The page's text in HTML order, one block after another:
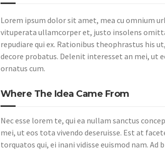
Lorem ipsum dolor sit amet, mea cu omnium
vituperata ullamcorper et, justo insolens
repudiare qui ex. Rationibus theophrastus his
decore probatus. Delenit interesset an mei, ut
ornatus cum.
Where The Idea Came From
Nec esse lorem te, qui ea nullam sanctus
mei, ut eos tota vivendo deseruisse. Est at
torquatos qui, ei inani vidisse euismod nam.